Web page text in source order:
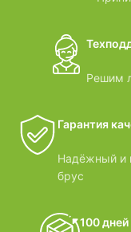
Решим
Гарантия
Надёжный и
брус
100 дней